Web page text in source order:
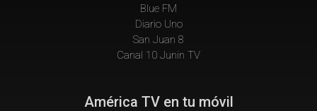
Blue FM
Diario Uno
San Juan 8
Canal 10 Junin TV
América TV en tu móvil